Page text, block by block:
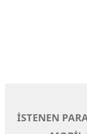
İSTENEN